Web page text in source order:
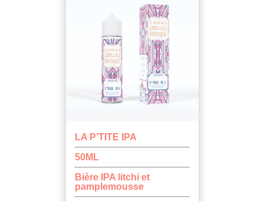
LA P’TITE IPA
50ML
Bière IPA litchi et
pamplemousse